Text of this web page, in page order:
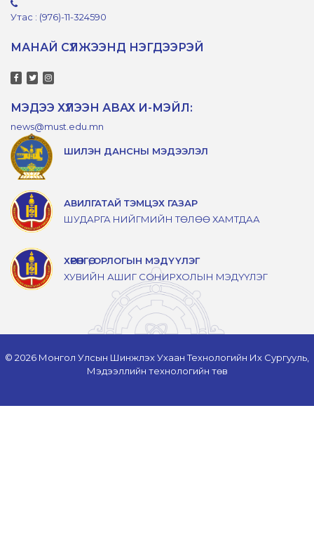
Утас : (976)-11-324590
МАНАЙ СҮЛЖЭЭНД НЭГДЭЭРЭЙ
МЭДЭЭ ХҮЛЭЭН АВАХ И-МЭЙЛ:
news@must.edu.mn
ШИЛЭН ДАНСНЫ МЭДЭЭЛЭЛ
АВИЛГАТАЙ ТЭМЦЭХ ГАЗАР
ШУДАРГА НИЙГМИЙН ТӨЛӨӨ ХАМТДАА
ХӨРӨНГӨ, ОРЛОГЫН МЭДҮҮЛЭГ
ХУВИЙН АШИГ СОНИРХОЛЫН МЭДҮҮЛЭГ
© 2026 Монгол Улсын Шинжлэх Ухаан Технологийн Их Сургууль,
Мэдээллийн технологийн төв